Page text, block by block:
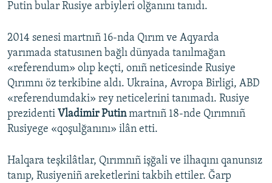
Putin bular Rusiye arbiyleri olğanını tanıdı.
2014 senesi martnıñ 16-nda Qırım ve Aqyarda
yarımada statusınen bağlı dünyada tanılmağan
«referendum» olıp keçti, onıñ neticesinde Rusiye
Qırımnı öz terkibine aldı. Ukraina, Avropa Birligi, ABD
«referendumdaki» rey neticelerini tanımadı. Rusiye
prezidenti Vladimir Putinmartnıñ 18-nde Qırımnıñ
Rusiyege «qoşulğanını» ilân etti.
Halqara teşkilâtlar, Qırımnıñ işğali ve ilhaqını qanunsız
tanıp, Rusiyeniñ areketlerini takbih ettiler. Ğarp